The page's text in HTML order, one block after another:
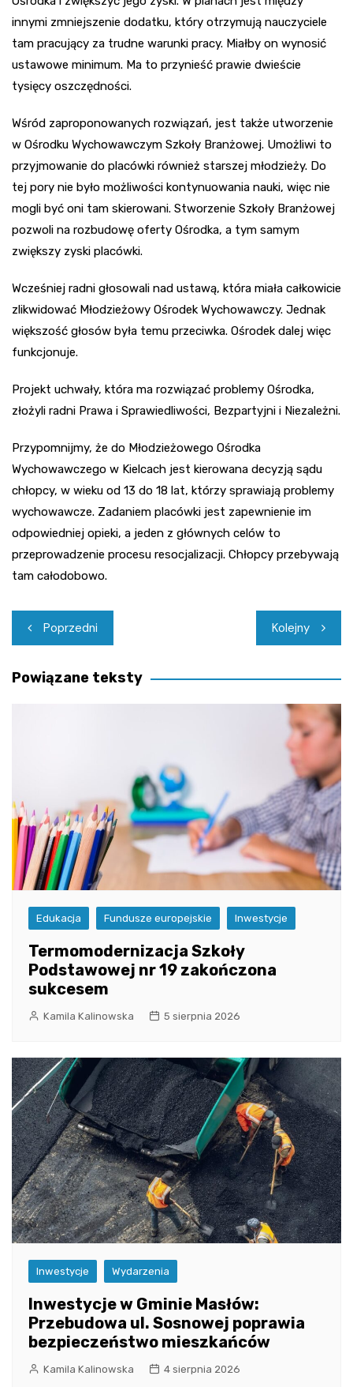
innymi zmniejszenie dodatku, który otrzymują nauczyciele
tam pracujący za trudne warunki pracy. Miałby on wynosić
ustawowe minimum. Ma to przynieść prawie dwieście
tysięcy oszczędności.
Wśród zaproponowanych rozwiązań, jest także utworzenie
w Ośrodku Wychowawczym Szkoły Branżowej. Umożliwi to
przyjmowanie do placówki również starszej młodzieży. Do
tej pory nie było możliwości kontynuowania nauki, więc nie
mogli być oni tam skierowani. Stworzenie Szkoły Branżowej
pozwoli na rozbudowę oferty Ośrodka, a tym samym
zwiększy zyski placówki.
Wcześniej radni głosowali nad ustawą, która miała całkowicie
zlikwidować Młodzieżowy Ośrodek Wychowawczy. Jednak
większość głosów była temu przeciwka. Ośrodek dalej więc
funkcjonuje.
Projekt uchwały, która ma rozwiązać problemy Ośrodka,
złożyli radni Prawa i Sprawiedliwości, Bezpartyjni i Niezależni.
Przypomnijmy, że do Młodzieżowego Ośrodka
Wychowawczego w Kielcach jest kierowana decyzją sądu
chłopcy, w wieku od 13 do 18 lat, którzy sprawiają problemy
wychowawcze. Zadaniem placówki jest zapewnienie im
odpowiedniej opieki, a jeden z głównych celów to
przeprowadzenie procesu resocjalizacji. Chłopcy przebywają
tam całodobowo.
Nawigacja
wpisu
Poprzedni Kolejny
Powiązane teksty
Edukacja Fundusze europejskie Inwestycje
Termomodernizacja Szkoły
Podstawowej nr 19 zakończona
sukcesem
Kamila Kalinowska 5 sierpnia 2026
Inwestycje Wydarzenia
Inwestycje w Gminie Masłów:
Przebudowa ul. Sosnowej poprawia
bezpieczeństwo mieszkańców
Kamila Kalinowska 4 sierpnia 2026